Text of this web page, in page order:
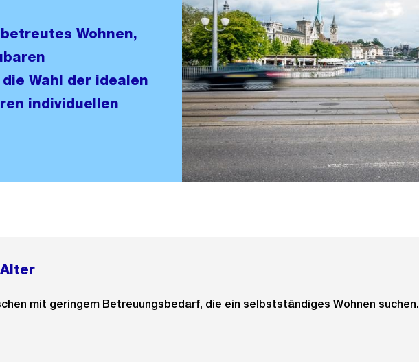
Wohnen,
Wahl der idealen
individuellen
mit geringem Betreuungsbedarf, die ein selbstständiges Wohnen suchen.